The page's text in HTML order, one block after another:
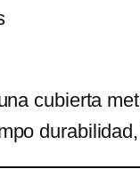
cubierta